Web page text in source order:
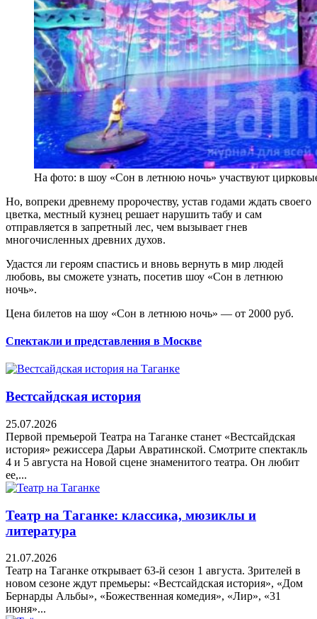
На фото: в шоу «Сон в летнюю ночь» участвуют
Но, вопреки древнему пророчеству, устав годами ждать своего
цветка, местный кузнец решает нарушить табу и сам
отправляется в запретный лес, чем вызывает гнев
многочисленных древних духов.
Удастся ли героям спастись и вновь вернуть в мир людей
любовь, вы сможете узнать, посетив шоу «Сон в летнюю
ночь».
Цена билетов на шоу «Сон в летнюю ночь» — от 2000 руб.
Спектакли и представления в Москве
Вестсайдская история
25.07.2026
Первой премьерой Театра на Таганке станет «Вестсайдская
история» режиссера Дарьи Авратинской. Смотрите спектакль
4 и 5 августа на Новой сцене знаменитого театра. Он любит
ее,...
Театр на Таганке: классика, мюзиклы и
литература
21.07.2026
Театр на Таганке открывает 63-й сезон 1 августа. Зрителей в
новом сезоне ждут премьеры: «Вестсайдская история», «Дом
Бернарды Альбы», «Божественная комедия», «Лир», «31
июня»...